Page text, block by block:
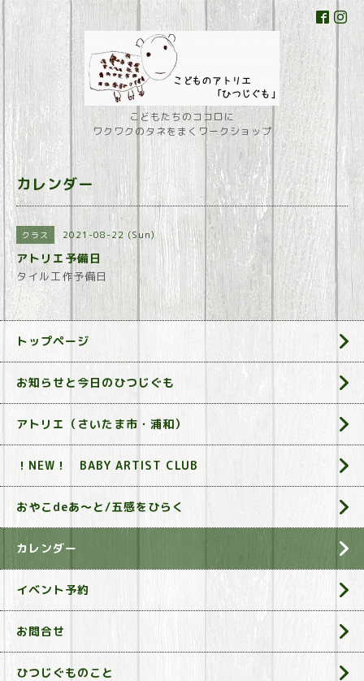
こどもたちのココロに
ワクワクのタネをまくワークショップ
カレンダー
クラス 2021-08-22 (Sun)
アトリエ予備日
タイル工作予備日
トップページ
お知らせと今日のひつじぐも
アトリエ（さいたま市・浦和）
！NEW！ BABY ARTIST CLUB
おやこdeあ～と/五感をひらく
カレンダー
イベント予約
お問合せ
ひつじぐものこと